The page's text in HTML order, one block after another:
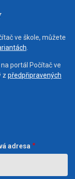
ve škole, můžete
portál Počítač ve
z předpřipravených
adresa